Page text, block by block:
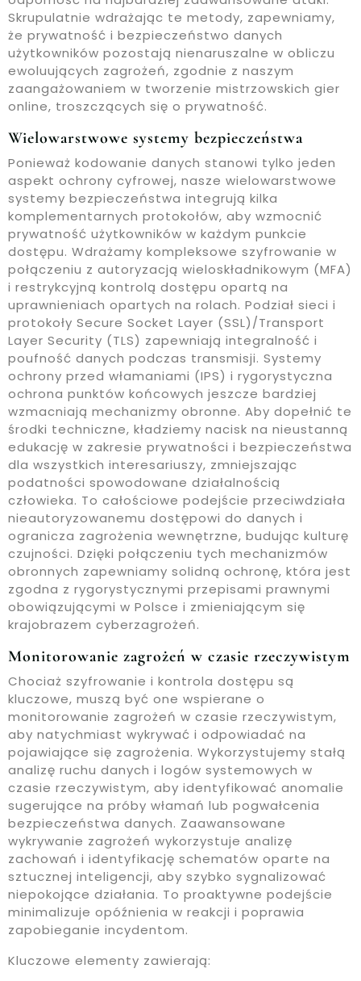
Skrupulatnie wdrażając te metody, zapewniamy,
że prywatność i bezpieczeństwo danych
użytkowników pozostają nienaruszalne w obliczu
ewoluujących zagrożeń, zgodnie z naszym
zaangażowaniem w tworzenie mistrzowskich gier
online, troszczących się o prywatność.
Wielowarstwowe systemy bezpieczeństwa
Ponieważ kodowanie danych stanowi tylko jeden
aspekt ochrony cyfrowej, nasze wielowarstwowe
systemy bezpieczeństwa integrują kilka
komplementarnych protokołów, aby wzmocnić
prywatność użytkowników w każdym punkcie
dostępu. Wdrażamy kompleksowe szyfrowanie w
połączeniu z autoryzacją wieloskładnikowym (MFA)
i restrykcyjną kontrolą dostępu opartą na
uprawnieniach opartych na rolach. Podział sieci i
protokoły Secure Socket Layer (SSL)/Transport
Layer Security (TLS) zapewniają integralność i
poufność danych podczas transmisji. Systemy
ochrony przed włamaniami (IPS) i rygorystyczna
ochrona punktów końcowych jeszcze bardziej
wzmacniają mechanizmy obronne. Aby dopełnić te
środki techniczne, kładziemy nacisk na nieustanną
edukację w zakresie prywatności i bezpieczeństwa
dla wszystkich interesariuszy, zmniejszając
podatności spowodowane działalnością
człowieka. To całościowe podejście przeciwdziała
nieautoryzowanemu dostępowi do danych i
ogranicza zagrożenia wewnętrzne, budując kulturę
czujności. Dzięki połączeniu tych mechanizmów
obronnych zapewniamy solidną ochronę, która jest
zgodna z rygorystycznymi przepisami prawnymi
obowiązującymi w Polsce i zmieniającym się
krajobrazem cyberzagrożeń.
Monitorowanie zagrożeń w czasie rzeczywistym
Chociaż szyfrowanie i kontrola dostępu są
kluczowe, muszą być one wspierane o
monitorowanie zagrożeń w czasie rzeczywistym,
aby natychmiast wykrywać i odpowiadać na
pojawiające się zagrożenia. Wykorzystujemy stałą
analizę ruchu danych i logów systemowych w
czasie rzeczywistym, aby identyfikować anomalie
sugerujące na próby włamań lub pogwałcenia
bezpieczeństwa danych. Zaawansowane
wykrywanie zagrożeń wykorzystuje analizę
zachowań i identyfikację schematów oparte na
sztucznej inteligencji, aby szybko sygnalizować
niepokojące działania. To proaktywne podejście
minimalizuje opóźnienia w reakcji i poprawia
zapobieganie incydentom.
Kluczowe elementy zawierają: